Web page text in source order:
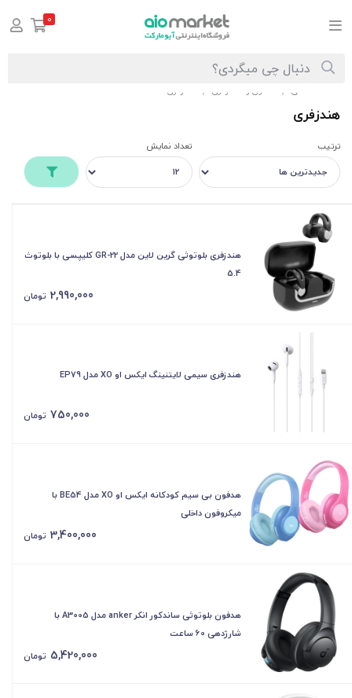
صفحه اصلی / هدفون و هندزفری / هندزفری
هندزفری
ترتیب تعداد نمایش
هندزفری بلوتوثی گرین لاین مدل GR-22 کلیپسی با بلوتوث
5.4
2,990,000 تومان
هندزفری سیمی لایتنینگ ایکس او XO مدل EP79
750,000 تومان
هدفون بی سیم کودکانه ایکس او XO مدل BE54 با
میکروفون داخلی
3,400,000 تومان
هدفون بلوتوثی ساندکور انکر anker مدل A3005 با
شارژدهی 60 ساعت
5,420,000 تومان
0